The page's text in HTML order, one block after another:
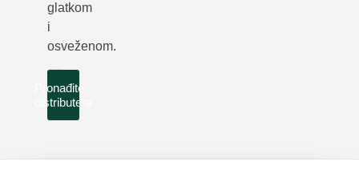
glatkom
i
osveženom.
Pronađite
distributera